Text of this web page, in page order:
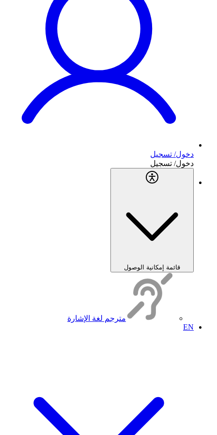
دخول/ تسجيل
دخول/ تسجيل
قائمة إمكانية الوصول
مترجم لغة الإشارة
EN